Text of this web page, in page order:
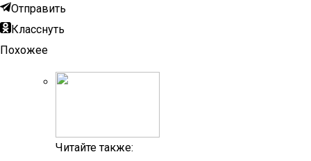
Отправить
Класснуть
Похожее
Читайте также: